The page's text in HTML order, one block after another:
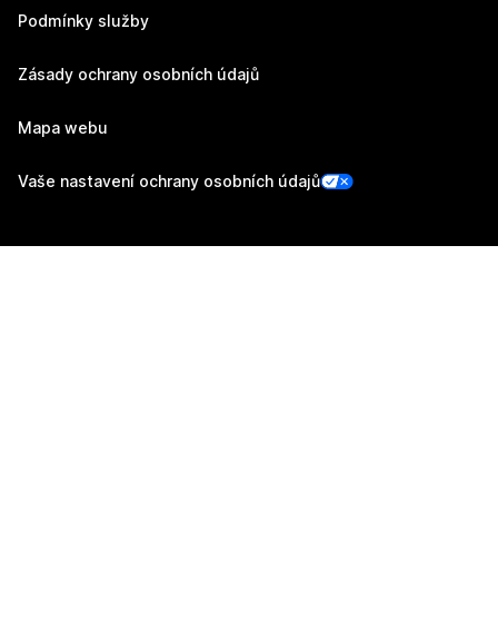
Podmínky služby
Zásady ochrany osobních údajů
Mapa webu
Vaše nastavení ochrany osobních údajů